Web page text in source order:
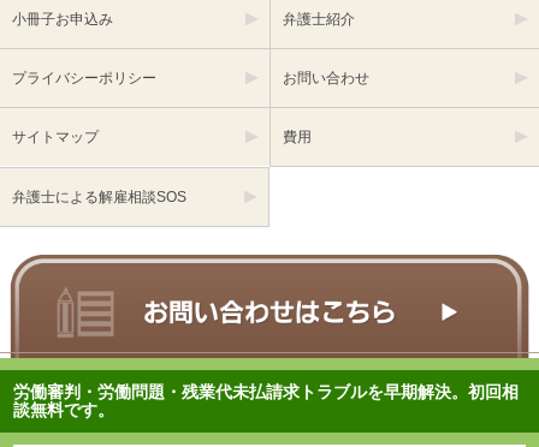
小冊子お申込み 弁護士紹介
プライバシーポリシー お問い合わせ
サイトマップ 費用
弁護士による解雇相談SOS
労働審判・労働問題・残業代未払請求トラブルを早期解決。初回相
談無料です。